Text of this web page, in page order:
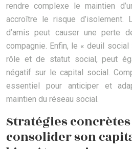
rendre complexe le maintien
accroître le risque d’isolement.
d’amis peut causer une perte
compagnie. Enfin, le « deuil
rôle et de statut social, peut
négatif sur le capital social.
essentiel pour anticiper et
maintien du réseau social.
Stratégies
consolider son